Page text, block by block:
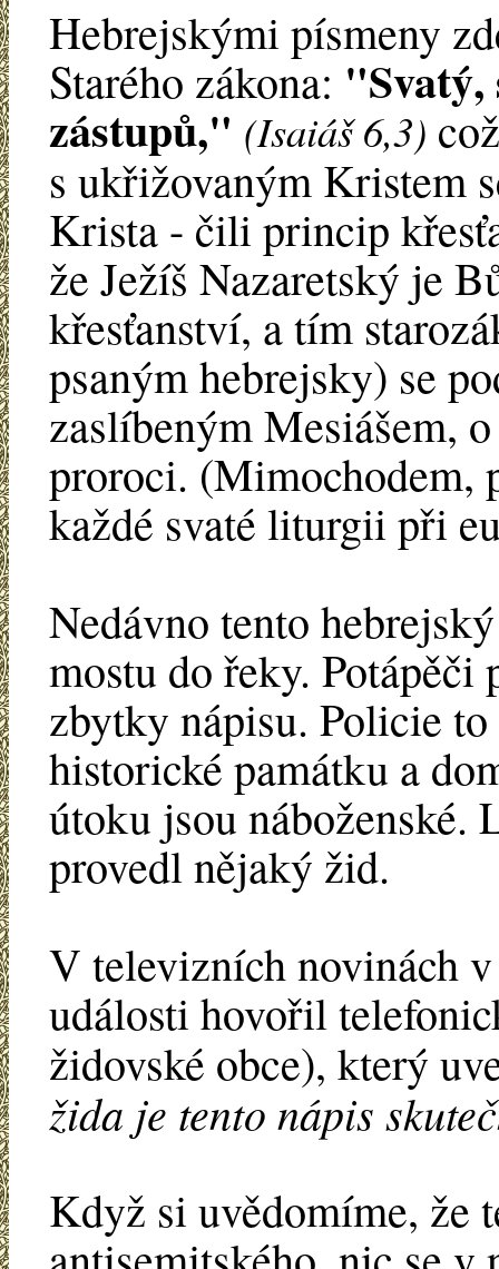
Hebrejskými písmeny
Starého zákona: "Svatý,
zástupů," (Isaiáš 6,3)
s ukřižovaným Kristem
Krista - čili princip
že Ježíš Nazaretský je
křesťanství, a tím
psaným hebrejsky) se
zaslíbeným Mesiášem,
proroci. (Mimochodem,
každé svaté liturgii při
Nedávno tento
mostu do řeky.
zbytky nápisu. Policie
historické památku a
útoku jsou náboženské.
provedl nějaký žid.
V televizních novinách
události hovořil
židovské obce), který
žida je tento nápis
Když si uvědomíme, že